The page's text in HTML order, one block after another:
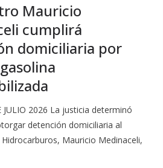
Mauricio
cumplirá
domiciliaria por
JULIO 2026 La justicia determinó
detención domiciliaria al
Mauricio Medinaceli,